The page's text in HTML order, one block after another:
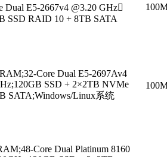
Dual E5-2667v4 @3.20 GHz
SSD RAID 10 + 8TB SATA
Core Dual E5-2697Av4
SSD + 2×2TB NVMe
SATA;Windows/Linux系统
Core Dual Platinum 8160